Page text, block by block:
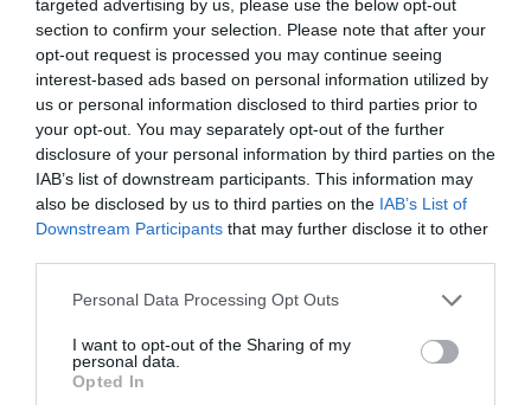
targeted advertising by us, please use the below opt-out
section to confirm your selection. Please note that after your
opt-out request is processed you may continue seeing
interest-based ads based on personal information utilized by
us or personal information disclosed to third parties prior to
your opt-out. You may separately opt-out of the further
disclosure of your personal information by third parties on the
IAB’s list of downstream participants. This information may
also be disclosed by us to third parties on the IAB’s List of
Downstream Participants that may further disclose it to other
Please note that this website/app uses one or more Google
not limited to your visit or usage behaviour. You may click to
grant or deny consent to Google and its third-party tags to
use your data for below specified purposes in below Google
Personal Data Processing Opt Outs
I want to opt-out of the Sharing of my
personal data.
Opted In
Értékelések Értékeld Te is
3.6 5 3
4 3
3 1
1